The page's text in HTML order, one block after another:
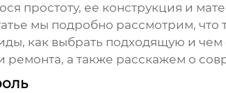
простоту, ее конструкция и
мы подробно рассмотрим, что
как выбрать подходящую и чем
а также расскажем о